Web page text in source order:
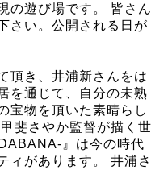
の遊び場です。 皆さん
さい。公開される日が
頂き、井浦新さんをは
を通じて、自分の未熟
宝物を頂いた素晴らし
斐さやか監督が描く世
』は今の時代
ィがあります。 井浦さ